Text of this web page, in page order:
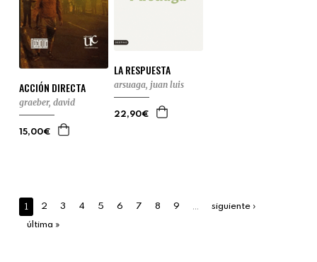
ACCIÓN DIRECTA
graeber, david
15,00€
LA RESPUESTA
arsuaga, juan luis
22,90€
1 2 3 4 5 6 7 8 9 …
siguiente ›
última »